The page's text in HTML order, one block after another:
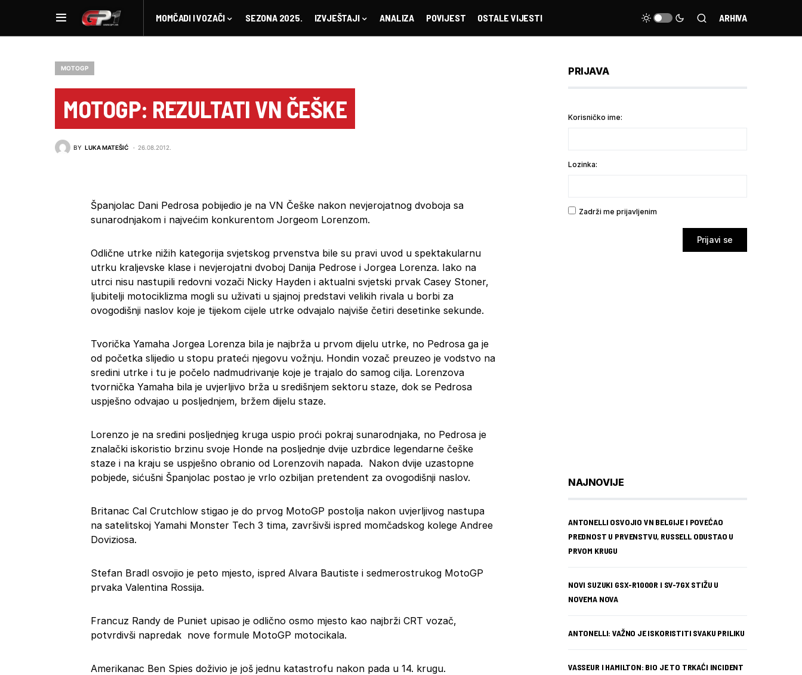
MOMČADI I VOZAČI SEZONA 2025. IZVJEŠTAJI ANALIZA POVIJEST OSTALE VIJESTI ARHIVA
MOTOGP
MOTOGP: REZULTATI VN ČEŠKE
BY LUKA MATEŠIĆ 26.08.2012.
Španjolac Dani Pedrosa pobijedio je na VN Češke nakon nevjerojatnog dvoboja sa
sunarodnjakom i najvećim konkurentom Jorgeom Lorenzom.
Odlične utrke nižih kategorija svjetskog prvenstva bile su pravi uvod u spektakularnu
utrku kraljevske klase i nevjerojatni dvoboj Danija Pedrose i Jorgea Lorenza. Iako na
utrci nisu nastupili redovni vozači Nicky Hayden i aktualni svjetski prvak Casey Stoner,
ljubitelji motociklizma mogli su uživati u sjajnoj predstavi velikih rivala u borbi za
ovogodišnji naslov koje je tijekom cijele utrke odvajalo najviše četiri desetinke sekunde.
Tvorička Yamaha Jorgea Lorenza bila je najbrža u prvom dijelu utrke, no Pedrosa ga je
od početka slijedio u stopu prateći njegovu vožnju. Hondin vozač preuzeo je vodstvo na
sredini utrke i tu je počelo nadmudrivanje koje je trajalo do samog cilja. Lorenzova
tvornička Yamaha bila je uvjerljivo brža u središnjem sektoru staze, dok se Pedrosa
uspješno odvajao u posljednjem, bržem dijelu staze.
Lorenzo je na sredini posljednjeg kruga uspio proći pokraj sunarodnjaka, no Pedrosa je
znalački iskoristio brzinu svoje Honde na posljednje dvije uzbrdice legendarne češke
staze i na kraju se uspješno obranio od Lorenzovih napada. Nakon dvije uzastopne
pobjede, sićušni Španjolac postao je vrlo ozbiljan pretendent za ovogodišnji naslov.
Britanac Cal Crutchlow stigao je do prvog MotoGP postolja nakon uvjerljivog nastupa
na satelitskoj Yamahi Monster Tech 3 tima, završivši ispred momčadskog kolege Andree
Doviziosa.
Stefan Bradl osvojio je peto mjesto, ispred Alvara Bautiste i sedmerostrukog MotoGP
prvaka Valentina Rossija.
Francuz Randy de Puniet upisao je odlično osmo mjesto kao najbrži CRT vozač,
potvrdivši napredak nove formule MotoGP motocikala.
Amerikanac Ben Spies doživio je još jednu katastrofu nakon pada u 14. krugu.
PRIJAVA
Korisničko ime:
Lozinka:
Zadrži me prijavljenim
Prijavi se
NAJNOVIJE
ANTONELLI OSVOJIO VN BELGIJE I POVEĆAO
PREDNOST U PRVENSTVU, RUSSELL ODUSTAO U
PRVOM KRUGU
NOVI SUZUKI GSX-R1000R I SV-7GX STIŽU U
NOVEMA NOVA
ANTONELLI: VAŽNO JE ISKORISTITI SVAKU PRILIKU
VASSEUR I HAMILTON: BIO JE TO TRKAĆI INCIDENT